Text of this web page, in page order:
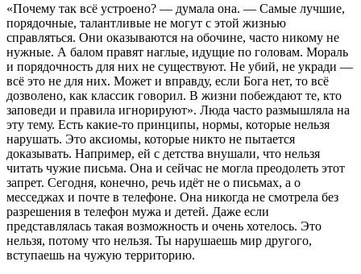
«Почему так всё устроено? — думала она. — Самые лучшие,
порядочные, талантливые не могут с этой жизнью
справляться. Они оказываются на обочине, часто никому не
нужные. А балом правят наглые, идущие по головам. Мораль
и порядочность для них не существуют. Не убий, не укради —
всё это не для них. Может и вправду, если Бога нет, то всё
дозволено, как классик говорил. В жизни побеждают те, кто
заповеди и правила игнорируют». Люда часто размышляла на
эту тему. Есть какие-то принципы, нормы, которые нельзя
нарушать. Это аксиомы, которые никто не пытается
доказывать. Например, ей с детства внушали, что нельзя
читать чужие письма. Она и сейчас не могла преодолеть этот
запрет. Сегодня, конечно, речь идёт не о письмах, а о
месседжах и почте в телефоне. Она никогда не смотрела без
разрешения в телефон мужа и детей. Даже если
представлялась такая возможность и очень хотелось. Это
нельзя, потому что нельзя. Ты нарушаешь мир другого,
вступаешь на чужую территорию.